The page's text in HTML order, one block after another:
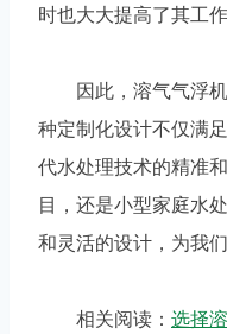
时也大大提高了其工
因此，溶气气浮机
种定制化设计不仅满
代水处理技术的精准
目，还是小型家庭水
和灵活的设计，为我
相关阅读： 选择